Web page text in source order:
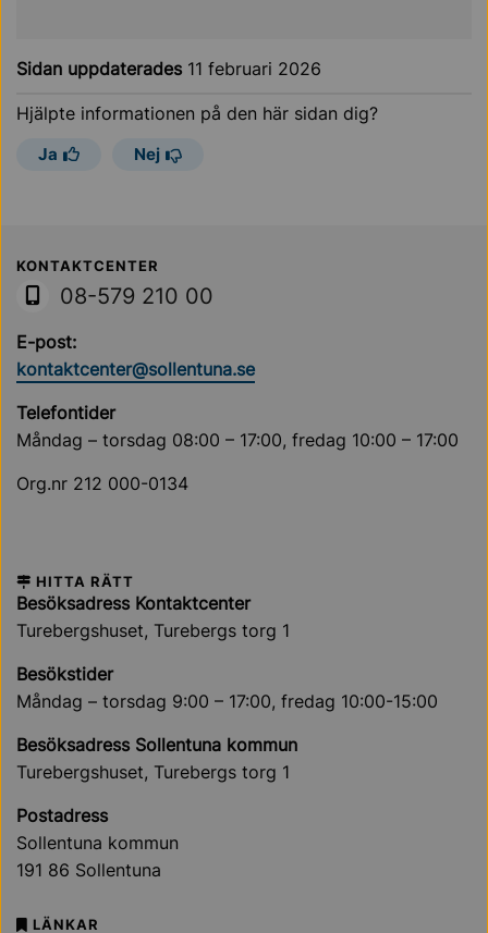
Sidan uppdaterades 11 februari 2026
Hjälpte informationen på den här sidan dig?
Ja Nej
Sollentuna Kommun
KONTAKTCENTER
08-579 210 00
E-post:
kontaktcenter@sollentuna.se
Telefontider
Måndag – torsdag 08:00 – 17:00, fredag 10:00 – 17:00
Org.nr 212 000-0134
HITTA RÄTT
Besöksadress Kontaktcenter
Turebergshuset, Turebergs torg 1
Besökstider
Måndag – torsdag 9:00 – 17:00, fredag 10:00-15:00
Besöksadress Sollentuna kommun
Turebergshuset, Turebergs torg 1
Postadress
Sollentuna kommun
191 86 Sollentuna
LÄNKAR